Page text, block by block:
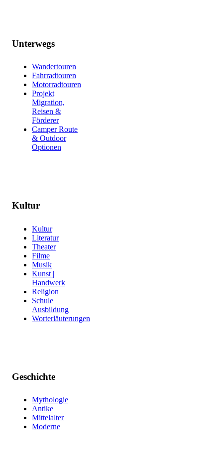
Unterwegs
Wandertouren
Fahrradtouren
Motorradtouren
Projekt
Migration,
Reisen &
Förderer
Camper Route
& Outdoor
Optionen
Kultur
Kultur
Literatur
Theater
Filme
Musik
Kunst |
Handwerk
Religion
Schule
Ausbildung
Worterläuterungen
Geschichte
Mythologie
Antike
Mittelalter
Moderne